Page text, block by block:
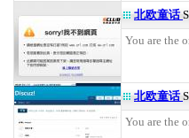
北欧童话
You are the
北欧童话
You are the